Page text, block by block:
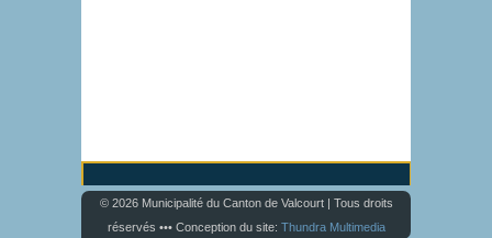
© 2026 Municipalité du Canton de Valcourt | Tous droits
réservés ••• Conception du site: Thundra Multimedia